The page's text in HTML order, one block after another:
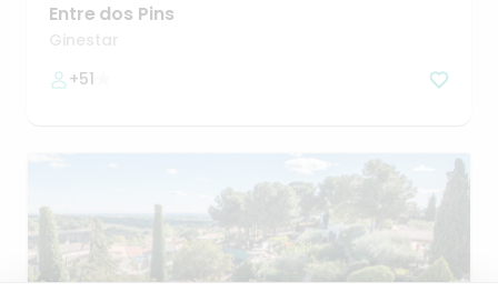
Entre dos Pins
Ginestar
+51